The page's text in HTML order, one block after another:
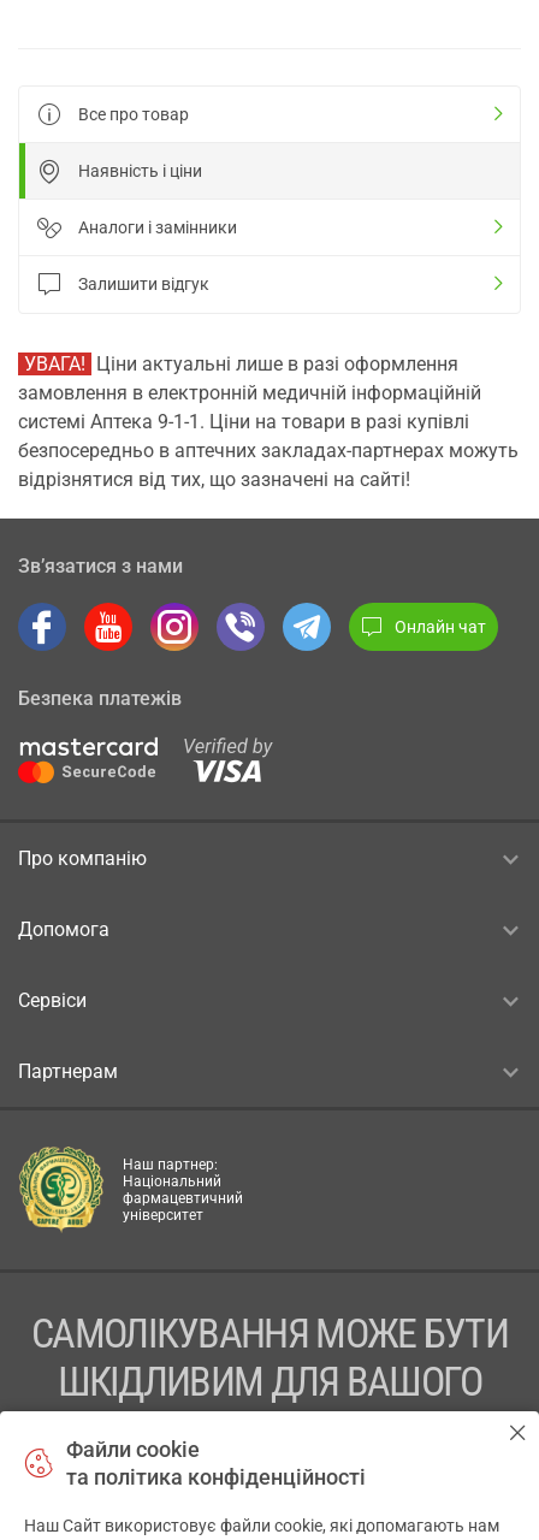
Все про товар
Наявність і ціни
Аналоги і замінники
Залишити відгук
УВАГА! Ціни актуальні лише в разі оформлення
замовлення в електронній медичній інформаційній
системі Аптека 9-1-1. Ціни на товари в разі купівлі
безпосередньо в аптечних закладах-партнерах можуть
відрізнятися від тих, що зазначені на сайті!
Зв’язатися з нами
Онлайн чат
Безпека платежів
Про компанію
Допомога
Сервіси
Партнерам
Наш партнер:
Національний
фармацевтичний
університет
САМОЛІКУВАННЯ МОЖЕ БУТИ
ШКІДЛИВИМ ДЛЯ ВАШОГО
ПЕРЕД ЗАСТОСУВАННЯМ ПРЕПАРАТУ ПРОКОНСУЛЬТУЙТЕСЬ
Файли cookie
та політика конфіденційності
Наш Сайт використовує файли cookie, які допомагають нам